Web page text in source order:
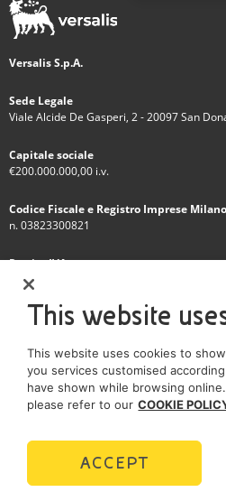
Versalis S.p.A.
Sede Legale
Viale Alcide De Gasperi, 2 - 20097 San
Capitale sociale
€200.000.000,00 i.v.
Codice Fiscale e Registro Imprese
n. 03823300821
Partita IVA
IT 01768800748 - R.E.A. Milano n.1351279
Società soggetta all'attività di direzione e
Società con unico socio
SOCIAL MEDIA
POLICIES
This website
This website uses cookies to
you services customised
have shown while browsing
please refer to our COOKIE
ACCEPT